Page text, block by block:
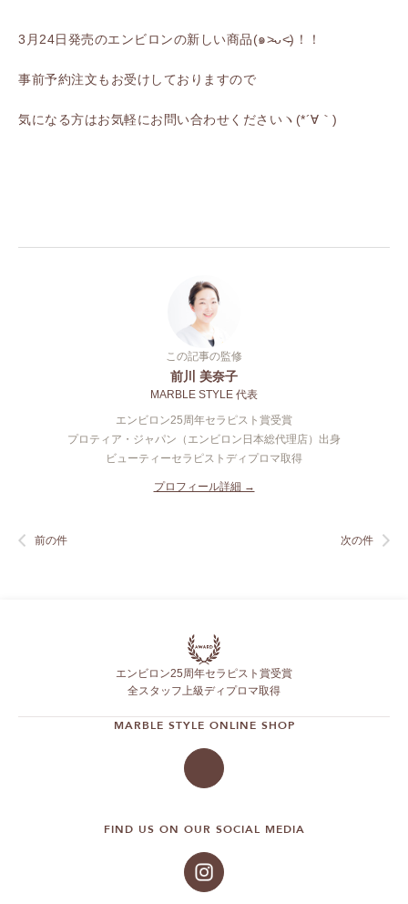
3月24日発売のエンビロンの新しい商品(๑˃̵ᴗ˂̵)！！
事前予約注文もお受けしておりますので
気になる方はお気軽にお問い合わせくださいヽ(*´∀｀)
この記事の監修
前川 美奈子
MARBLE STYLE 代表
エンビロン25周年セラピスト賞受賞
プロティア・ジャパン（エンビロン日本総代理店）出身
ビューティーセラピストディプロマ取得
プロフィール詳細 →
前の件 次の件
エンビロン25周年セラピスト賞受賞
全スタッフ上級ディプロマ取得
MARBLE STYLE ONLINE SHOP
FIND US ON OUR SOCIAL MEDIA